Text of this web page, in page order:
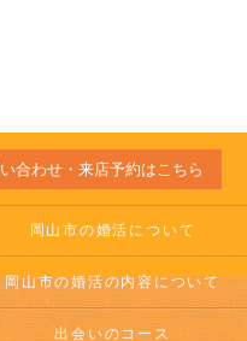
合わせ・来店予約はこちら
岡山市の婚活について
岡山市の婚活の内容について
出会いのコース